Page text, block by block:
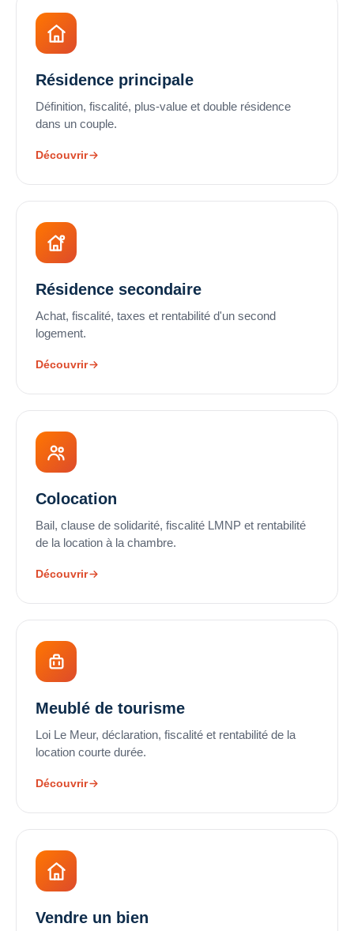
Résidence principale
Définition, fiscalité, plus-value et double résidence
dans un couple.
Découvrir
Résidence secondaire
Achat, fiscalité, taxes et rentabilité d'un second
logement.
Découvrir
Colocation
Bail, clause de solidarité, fiscalité LMNP et rentabilité
de la location à la chambre.
Découvrir
Meublé de tourisme
Loi Le Meur, déclaration, fiscalité et rentabilité de la
location courte durée.
Découvrir
Vendre un bien